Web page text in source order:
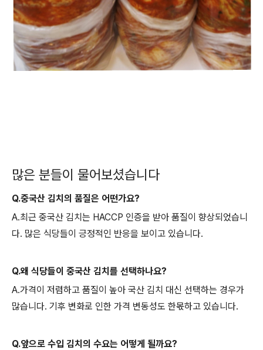
많은 분들이 물어보셨습니다
Q.중국산 김치의 품질은 어떤가요?
A.최근 중국산 김치는 HACCP 인증을 받아 품질이 향상되었습니
다. 많은 식당들이 긍정적인 반응을 보이고 있습니다.
Q.왜 식당들이 중국산 김치를 선택하나요?
A.가격이 저렴하고 품질이 높아 국산 김치 대신 선택하는 경우가
많습니다. 기후 변화로 인한 가격 변동성도 한몫하고 있습니다.
Q.앞으로 수입 김치의 수요는 어떻게 될까요?